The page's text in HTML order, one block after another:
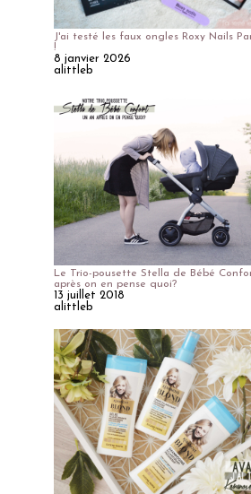
J'ai testé les faux ongles Roxy Nails
!
8 janvier 2026
alittleb
Le Trio-pousette Stella de Bébé
après on en pense quoi?
13 juillet 2018
alittleb